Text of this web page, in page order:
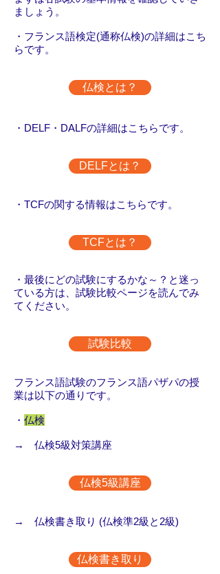
ましょう。
・フランス語検定(通称仏検)の詳細はこち
らです。
仏検とは？
・DELF・DALFの詳細はこちらです。
DELFとは？
・TCFの関する情報はこちらです。
TCFとは？
・最後にどの試験にするかな～？と迷っ
ている方は、試験比較ページを読んでみ
てください。
試験比較
フランス語試験のフランス語パザパの授
業は以下の通りです。
・ 仏検
→ 仏検5級対策講座
仏検5級講座
→ 仏検書き取り (仏検準2級と2級)
仏検書き取り